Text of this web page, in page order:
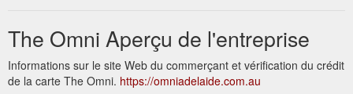
The Omni Aperçu de l'entreprise
Informations sur le site Web du commerçant et vérification du crédit
de la carte The Omni. https://omniadelaide.com.au